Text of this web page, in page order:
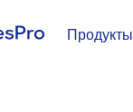
Продукты